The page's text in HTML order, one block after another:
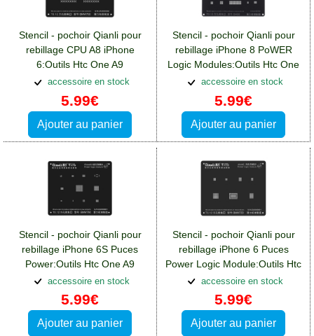
Stencil - pochoir Qianli pour
rebillage CPU A8 iPhone
6:Outils Htc One A9
accessoire en stock
5.99€
Ajouter au panier
Stencil - pochoir Qianli pour
rebillage iPhone 8 PoWER
Logic Modules:Outils Htc One
A9
accessoire en stock
5.99€
Ajouter au panier
Stencil - pochoir Qianli pour
rebillage iPhone 6S Puces
Power:Outils Htc One A9
accessoire en stock
5.99€
Ajouter au panier
Stencil - pochoir Qianli pour
rebillage iPhone 6 Puces
Power Logic Module:Outils Htc
One A9
accessoire en stock
5.99€
Ajouter au panier